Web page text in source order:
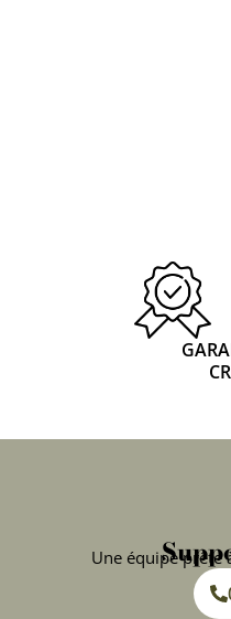
Une équipe prête